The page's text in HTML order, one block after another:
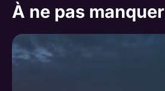
t
e
À ne pas manquer